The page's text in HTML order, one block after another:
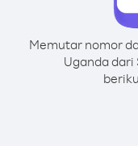
Memutar nomor
Uganda dari